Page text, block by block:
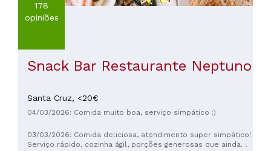
178
opiniões
Snack Bar Restaurante Neptuno
Santa Cruz, <20€
04/03/2026: Comida muito boa, serviço simpático :)
03/03/2026: Comida deliciosa, atendimento super simpático!
Serviço rápido, cozinha ágil, porções generosas que ainda